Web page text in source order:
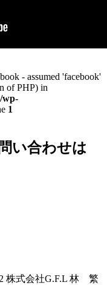
- assumed 'facebook'
of PHP) in
wp-
1
株式会社G.F.L 林 繁